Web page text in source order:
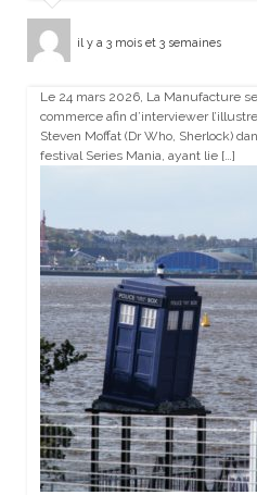
il y a 3 mois et 3 semaines
Le 24 mars 2026, La Manufacture
commerce afin d’interviewer
Steven Moffat (Dr Who, Sherlock)
festival Series Mania, ayant lie […]